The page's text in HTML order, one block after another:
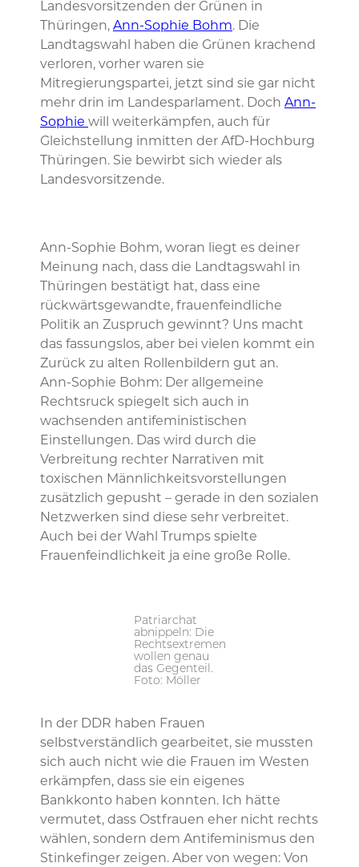
Landesvorsitzenden der Grünen in
Thüringen, Ann-Sophie Bohm. Die
Landtagswahl haben die Grünen krachend
verloren, vorher waren sie
Mitregierungspartei, jetzt sind sie gar nicht
mehr drin im Landesparlament. Doch Ann-
Sophie will weiterkämpfen, auch für
Gleichstellung inmitten der AfD-Hochburg
Thüringen. Sie bewirbt sich wieder als
Landesvorsitzende.
Ann-Sophie Bohm, woran liegt es deiner
Meinung nach, dass die Landtagswahl in
Thüringen bestätigt hat, dass eine
rückwärtsgewandte, frauenfeindliche
Politik an Zuspruch gewinnt? Uns macht
das fassungslos, aber bei vielen kommt ein
Zurück zu alten Rollenbildern gut an.
Ann-Sophie Bohm: Der allgemeine
Rechtsruck spiegelt sich auch in
wachsenden antifeministischen
Einstellungen. Das wird durch die
Verbreitung rechter Narrativen mit
toxischen Männlichkeitsvorstellungen
zusätzlich gepusht – gerade in den sozialen
Netzwerken sind diese sehr verbreitet.
Auch bei der Wahl Trumps spielte
Frauenfeindlichkeit ja eine große Rolle.
Patriarchat
abnippeln: Die
Rechtsextremen
wollen genau
das Gegenteil.
Foto: Möller
In der DDR haben Frauen
selbstverständlich gearbeitet, sie mussten
sich auch nicht wie die Frauen im Westen
erkämpfen, dass sie ein eigenes
Bankkonto haben konnten. Ich hätte
vermutet, dass Ostfrauen eher nicht rechts
wählen, sondern dem Antifeminismus den
Stinkefinger zeigen. Aber von wegen: Von